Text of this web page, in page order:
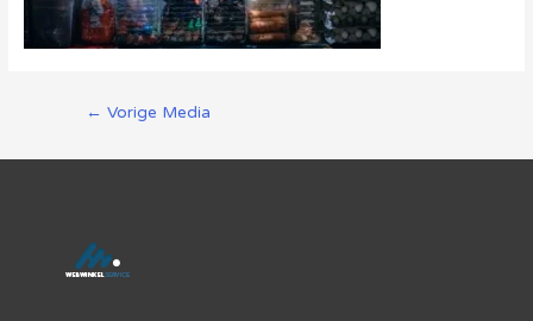
Berichtnavigatie
← Vorige Media